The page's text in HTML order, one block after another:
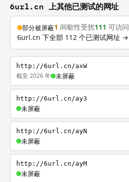
6url.cn 上其他已测试的网址
部分被屏蔽1 间歇性受扰111 可访问
6url.cn 下全部 112 个已测试网址 →
http://6url.cn/axW
截至 2026 年 未屏蔽
http://6url.cn/ay3
未屏蔽
http://6url.cn/ayN
未屏蔽
http://6url.cn/ayM
未屏蔽